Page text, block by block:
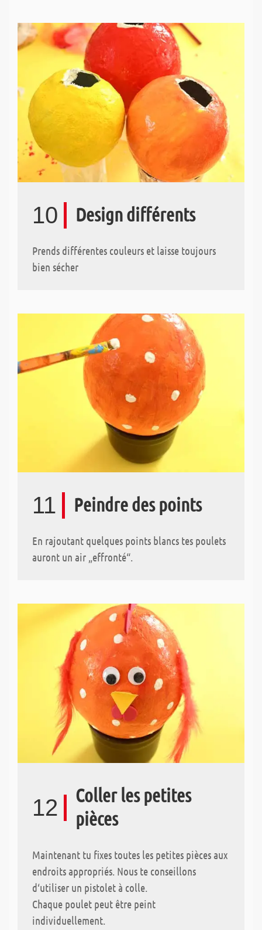
10 Design différents
Prends différentes couleurs et laisse toujours
bien sécher
11 Peindre des points
En rajoutant quelques points blancs tes poulets
auront un air „effronté“.
12
Coller les petites
pièces
Maintenant tu fixes toutes les petites pièces aux
endroits appropriés. Nous te conseillons
d‘utiliser un pistolet à colle.
Chaque poulet peut être peint
individuellement.